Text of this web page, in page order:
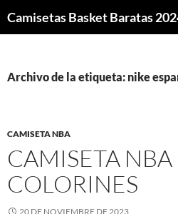
Archivo de la etiqueta: nike
CAMISETA NBA
CAMISETA
COLORINES
20 DE NOVIEMBRE DE 2023